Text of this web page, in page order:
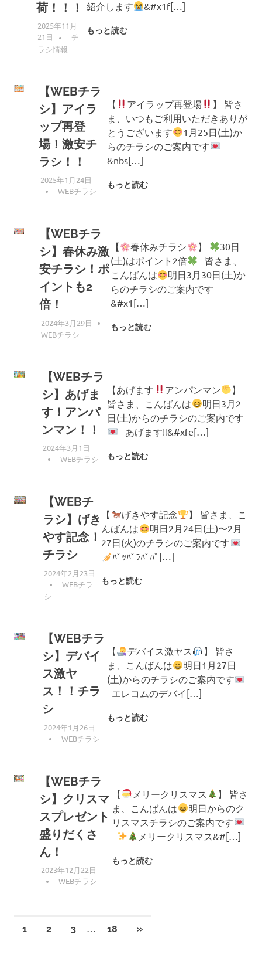
荷！！！
2025年11月
21日
編集者
チ
ラシ情報
紹介します
&#x1f[…]
もっと読む
【WEBチラ
シ】アイラ
ップ再登
場！激安チ
ラシ！！
2025年1月24日
編集者
WEBチラシ
【 アイラップ再登場
】 皆さ
ま、いつもご利用いただきありが
とうございます
1月25日(土)か
らのチラシのご案内です
&nbs[…]
もっと読む
【WEBチラ
シ】春休み激
安チラシ！ポ
イントも2
倍！
2024年3月29日
編集者
WEBチラシ
【 春休みチラシ 】
30日
(土)はポイント2倍
皆さま、
こんばんは
明日3月30日(土)か
らのチラシのご案内です
&#x1[…]
もっと読む
【WEBチラ
シ】あげま
す！アンパ
ンマン！！
2024年3月1日
編集者
WEBチラシ
【あげます アンパンマン
】
皆さま、こんばんは
明日3月2
日(土)からのチラシのご案内です
あげます‼&#xfe[…]
もっと読む
【WEBチ
ラシ】げき
やす記念！
チラシ
2024年2月23日
編集者
WEBチラ
シ
【 げきやす記念
】 皆さま、こ
んばんは
明日2月24日(土)〜2月
27日(火)のチラシのご案内です
ﾊﾟｯﾊﾟﾗﾊﾟﾊﾟ[…]
もっと読む
【WEBチラ
シ】デバイ
ス激ヤ
ス！！チラ
シ
2024年1月26日
編集者
WEBチラシ
【 デバイス激ヤス
】 皆さ
ま、こんばんは
明日1月27日
(土)からのチラシのご案内です
エレコムのデバイ[…]
もっと読む
【WEBチラ
シ】クリスマ
スプレゼント
盛りだくさ
ん！
2023年12月22日
編集者
WEBチラシ
【 メリークリスマス
】 皆さ
ま、こんばんは
明日からのク
リスマスチラシのご案内です
メリークリスマス&#[…]
もっと読む
投
1 2 3 … 18
次
»